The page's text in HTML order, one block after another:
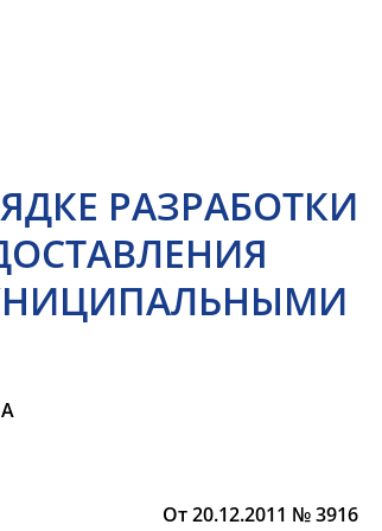
РАЗРАБОТКИ
От 20.12.2011 № 3916